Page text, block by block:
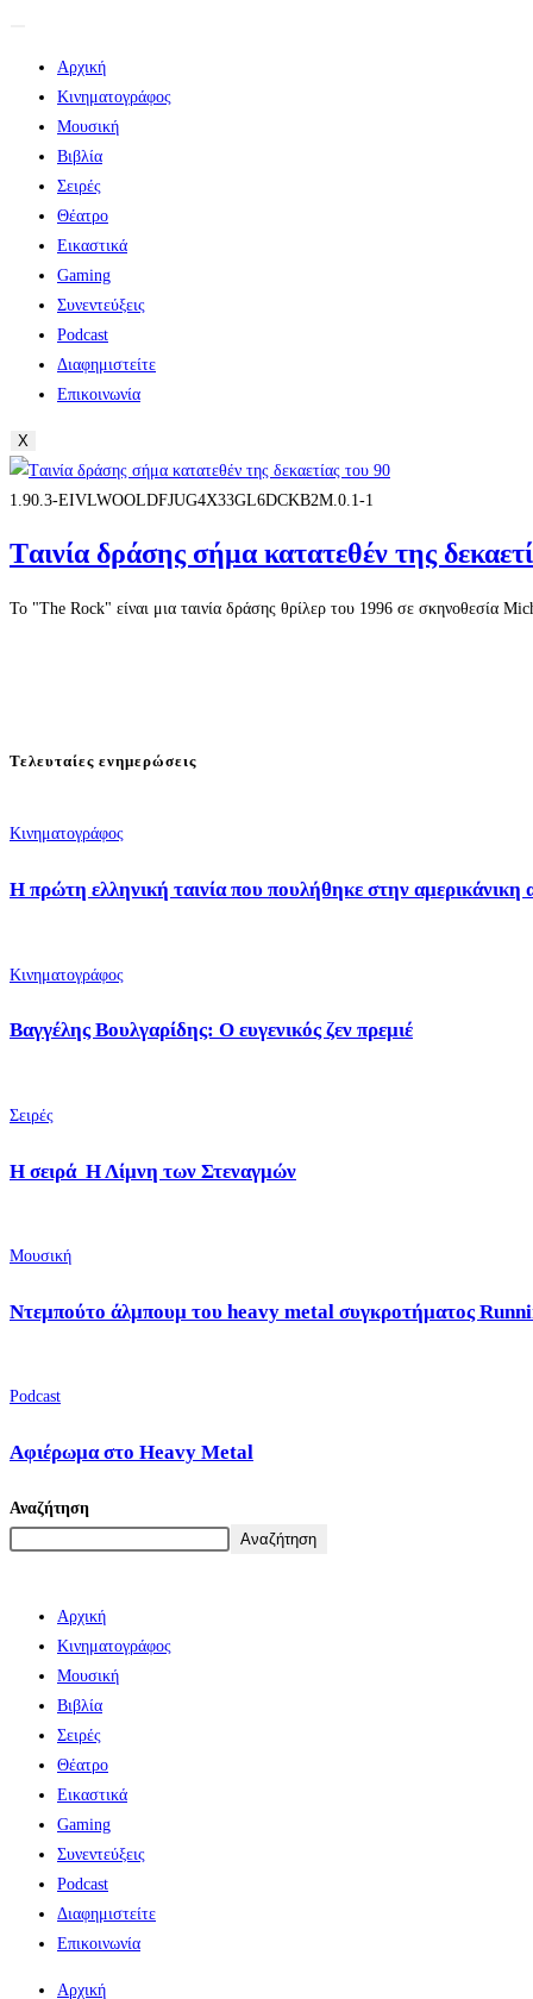
Αρχική
Κινηματογράφος
Μουσική
Βιβλία
Σειρές
Θέατρο
Εικαστικά
Gaming
Συνεντεύξεις
Podcast
Διαφημιστείτε
Επικοινωνία
X
1.90.3-EIVLWOOLDFJUG4X33GL6DCKB2M.0.1-1
Tαινία δράσης σήμα κατατεθέν της
Το "The Rock" είναι μια ταινία δράσης θρίλερ του 1996 σε σκηνοθεσία
Τελευταίες ενημερώσεις
Κινηματογράφος
Η πρώτη ελληνική ταινία που πουλήθηκε στην αμερικάνικη
Κινηματογράφος
Βαγγέλης Βουλγαρίδης: Ο ευγενικός ζεν πρεμιέ
Σειρές
Η σειρά Η Λίμνη των Στεναγμών
Μουσική
Ντεμπούτο άλμπουμ του heavy metal συγκροτήματος
Podcast
Αφιέρωμα στο Heavy Metal
Αναζήτηση
Αναζήτηση
Αρχική
Κινηματογράφος
Μουσική
Βιβλία
Σειρές
Θέατρο
Εικαστικά
Gaming
Συνεντεύξεις
Podcast
Διαφημιστείτε
Επικοινωνία
Αρχική